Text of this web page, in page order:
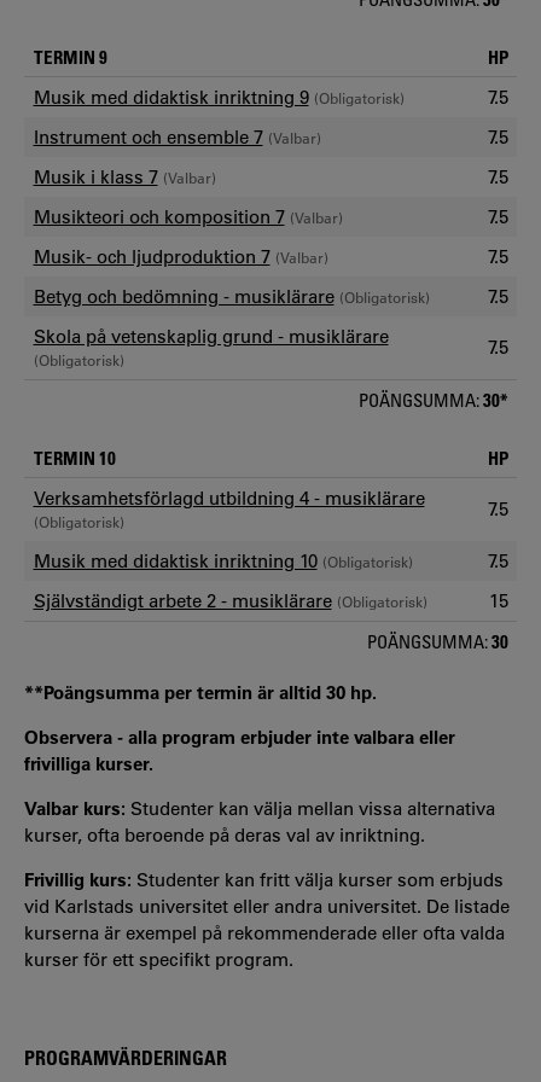
TERMIN 9 HP
Musik med didaktisk inriktning 9 (Obligatorisk)
7.5
Instrument och ensemble 7 (Valbar)
7.5
Musik i klass 7 (Valbar)
7.5
Musikteori och komposition 7 (Valbar)
7.5
Musik- och ljudproduktion 7 (Valbar)
7.5
Betyg och bedömning - musiklärare (Obligatorisk)
7.5
Skola på vetenskaplig grund - musiklärare
(Obligatorisk)
7.5
POÄNGSUMMA:30*
TERMIN 10 HP
Verksamhetsförlagd utbildning 4 - musiklärare
(Obligatorisk)
7.5
Musik med didaktisk inriktning 10 (Obligatorisk)
7.5
Självständigt arbete 2 - musiklärare (Obligatorisk) 15
POÄNGSUMMA:30
**Poängsumma per termin är alltid 30 hp.
Observera - alla program erbjuder inte valbara eller
frivilliga kurser.
Valbar kurs: Studenter kan välja mellan vissa alternativa
kurser, ofta beroende på deras val av inriktning.
Frivillig kurs: Studenter kan fritt välja kurser som erbjuds
vid Karlstads universitet eller andra universitet. De listade
kurserna är exempel på rekommenderade eller ofta valda
kurser för ett specifikt program.
PROGRAMVÄRDERINGAR